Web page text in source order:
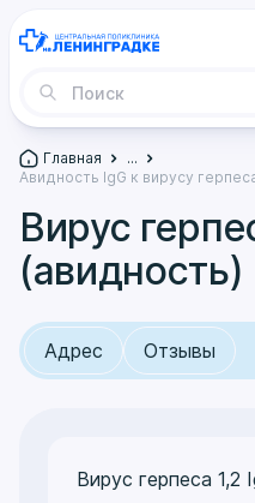
Главная
...
Авидность IgG к вирусу
Вирус
(авидность)
Адрес Отзывы
Вирус герпеса 1,2